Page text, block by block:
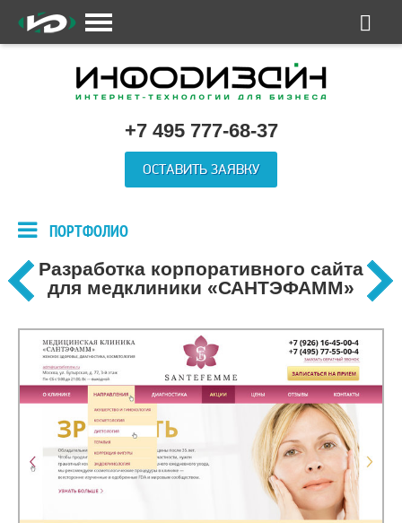
+7 495 777-68-37
ОСТАВИТЬ ЗАЯВКУ
ПОРТФОЛИО
Разработка корпоративного сайта
для медклиники «САНТЭФАММ»